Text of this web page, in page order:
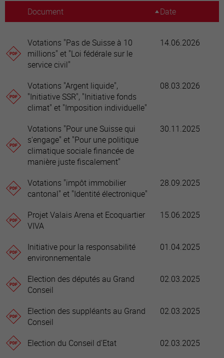
Document Date
Votations "Pas de Suisse à 10
millions" et "Loi fédérale sur le
service civil"
14.06.2026
Votations "Argent liquide",
"Initiative SSR", "Initiative fonds
climat" et "Imposition individuelle"
08.03.2026
Votations "Pour une Suisse qui
s'engage" et "Pour une politique
climatique sociale financée de
manière juste fiscalement"
30.11.2025
Votations "impôt immobilier
cantonal" et "Identité électronique"
28.09.2025
Projet Valais Arena et Ecoquartier
VIVA
15.06.2025
Initiative pour la responsabilité
environnementale
01.04.2025
Election des députés au Grand
Conseil
02.03.2025
Election des suppléants au Grand
Conseil
02.03.2025
Election du Conseil d'Etat
02.03.2025